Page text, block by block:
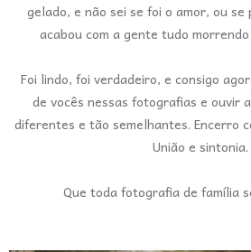
gelado, e não sei se foi o amor, ou
acabou com a gente tudo
Foi lindo, foi verdadeiro, e consigo
de vocês nessas fotografias e ouvir
diferentes e tão semelhantes. Encerro
União e sintonia.
Que toda fotografia de família